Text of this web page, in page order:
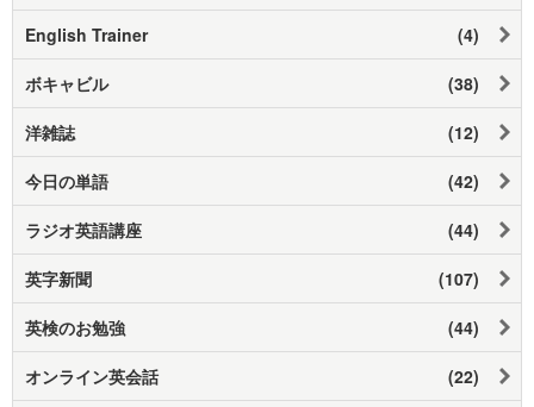
English Trainer (4)
ボキャビル (38)
洋雑誌 (12)
今日の単語 (42)
ラジオ英語講座 (44)
英字新聞 (107)
英検のお勉強 (44)
オンライン英会話 (22)